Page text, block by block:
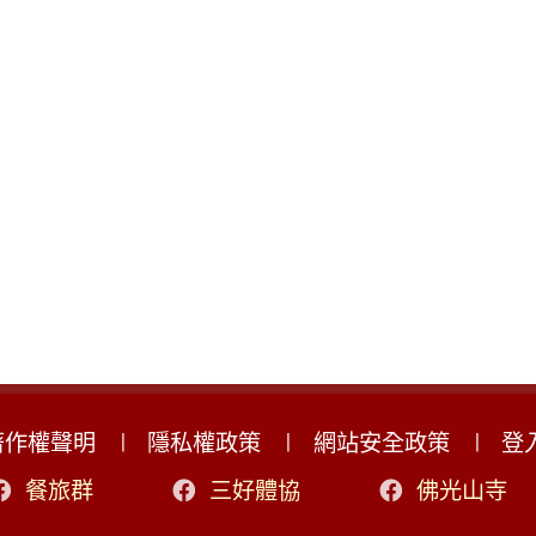
權聲明 隱私權政策 網站安全政策
登
餐旅群
三好體協 佛光山寺